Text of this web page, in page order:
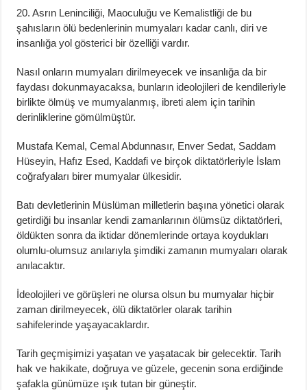
20. Asrın Leninciliği, Maoculuğu ve Kemalistliği de bu
şahısların ölü bedenlerinin mumyaları kadar canlı, diri ve
insanlığa yol gösterici bir özelliği vardır.
Nasıl onların mumyaları dirilmeyecek ve insanlığa da bir
faydası dokunmayacaksa, bunların ideolojileri de kendileriyle
birlikte ölmüş ve mumyalanmış, ibreti alem için tarihin
derinliklerine gömülmüştür.
Mustafa Kemal, Cemal Abdunnasır, Enver Sedat, Saddam
Hüseyin, Hafız Esed, Kaddafi ve birçok diktatörleriyle İslam
coğrafyaları birer mumyalar ülkesidir.
Batı devletlerinin Müslüman milletlerin başına yönetici olarak
getirdiği bu insanlar kendi zamanlarının ölümsüz diktatörleri,
öldükten sonra da iktidar dönemlerinde ortaya koydukları
olumlu-olumsuz anılarıyla şimdiki zamanın mumyaları olarak
anılacaktır.
İdeolojileri ve görüşleri ne olursa olsun bu mumyalar hiçbir
zaman dirilmeyecek, ölü diktatörler olarak tarihin
sahifelerinde yaşayacaklardır.
Tarih geçmişimizi yaşatan ve yaşatacak bir gelecektir. Tarih
hak ve hakikate, doğruya ve güzele, gecenin sona erdiğinde
şafakla günümüze ışık tutan bir güneştir.